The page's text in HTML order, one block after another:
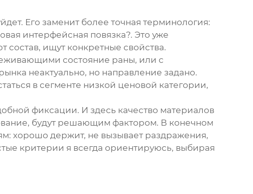
Его заменит более точная терминология:
интерфейсная повязка?. Это уже
состав, ищут конкретные свойства.
состояние раны, или с
неактуально, но направление задано.
в сегменте низкой ценовой категории,
фиксации. И здесь качество материалов
, будут решающим фактором. В конечном
хорошо держит, не вызывает раздражения,
критерии я всегда ориентируюсь, выбирая